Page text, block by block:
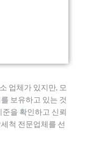
업체가 있지만, 모
보유하고 있는 것
을 확인하고 신뢰
척 전문업체를 선